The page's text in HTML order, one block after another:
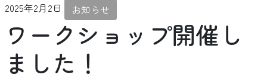
2025年2月2日 お知らせ
ワークショップ開催し
ました！